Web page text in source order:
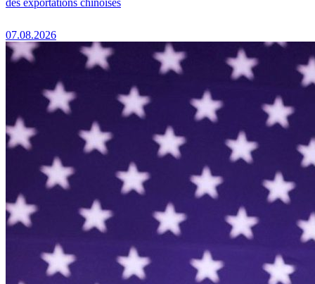
des exportations chinoises
07.08.2026